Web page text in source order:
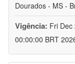
Dourados - MS -
Vigência: Fri Dec
00:00:00 BRT